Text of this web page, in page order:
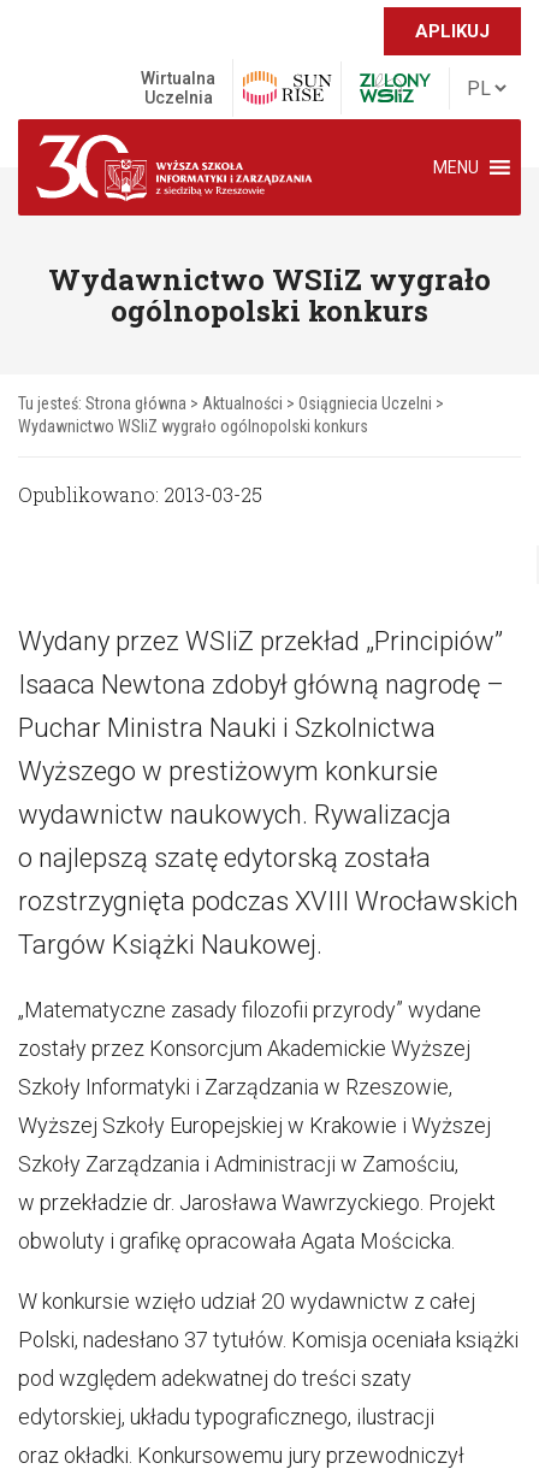
APLIKUJ
Wirtualna
Uczelnia
MENU
Wydawnictwo WSIiZ wygrało
ogólnopolski konkurs
Tu jesteś: Strona główna > Aktualności > Osiągniecia Uczelni >
Wydawnictwo WSIiZ wygrało ogólnopolski konkurs
Opublikowano: 2013-03-25
Wydany przez WSIiZ przekład „Principiów”
Isaaca Newtona zdobył główną nagrodę –
Puchar Ministra Nauki i Szkolnictwa
Wyższego w prestiżowym konkursie
wydawnictw naukowych. Rywalizacja
o najlepszą szatę edytorską została
rozstrzygnięta podczas XVIII Wrocławskich
Targów Książki Naukowej.
„Matematyczne zasady filozofii przyrody” wydane
zostały przez Konsorcjum Akademickie Wyższej
Szkoły Informatyki i Zarządzania w Rzeszowie,
Wyższej Szkoły Europejskiej w Krakowie i Wyższej
Szkoły Zarządzania i Administracji w Zamościu,
w przekładzie dr. Jarosława Wawrzyckiego. Projekt
obwoluty i grafikę opracowała Agata Mościcka.
W konkursie wzięło udział 20 wydawnictw z całej
Polski, nadesłano 37 tytułów. Komisja oceniała książki
pod względem adekwatnej do treści szaty
edytorskiej, układu typograficznego, ilustracji
oraz okładki. Konkursowemu jury przewodniczył